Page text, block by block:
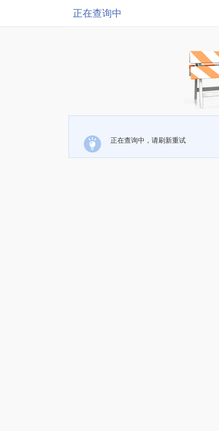
正在查询中
正在查询中，请刷新重试